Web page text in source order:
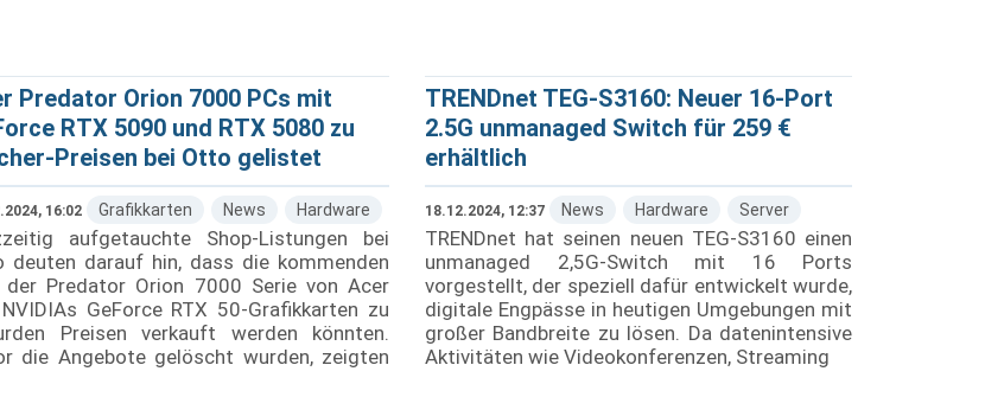
Predator Orion 7000 PCs mit
RTX 5090 und RTX 5080 zu
Preisen bei Otto gelistet
16:02 Grafikkarten News Hardware
aufgetauchte Shop-Listungen bei
deuten darauf hin, dass die kommenden
der Predator Orion 7000 Serie von Acer
GeForce RTX 50-Grafikkarten zu
Preisen verkauft werden könnten.
die Angebote gelöscht wurden, zeigten
TRENDnet TEG-S3160: Neuer 16-Port
2.5G unmanaged Switch für 259 €
erhältlich
18.12.2024, 12:37 News Hardware Server
TRENDnet hat seinen neuen TEG-S3160 einen
unmanaged 2,5G-Switch mit 16 Ports
vorgestellt, der speziell dafür entwickelt wurde,
digitale Engpässe in heutigen Umgebungen mit
großer Bandbreite zu lösen. Da datenintensive
Aktivitäten wie Videokonferenzen, Streaming